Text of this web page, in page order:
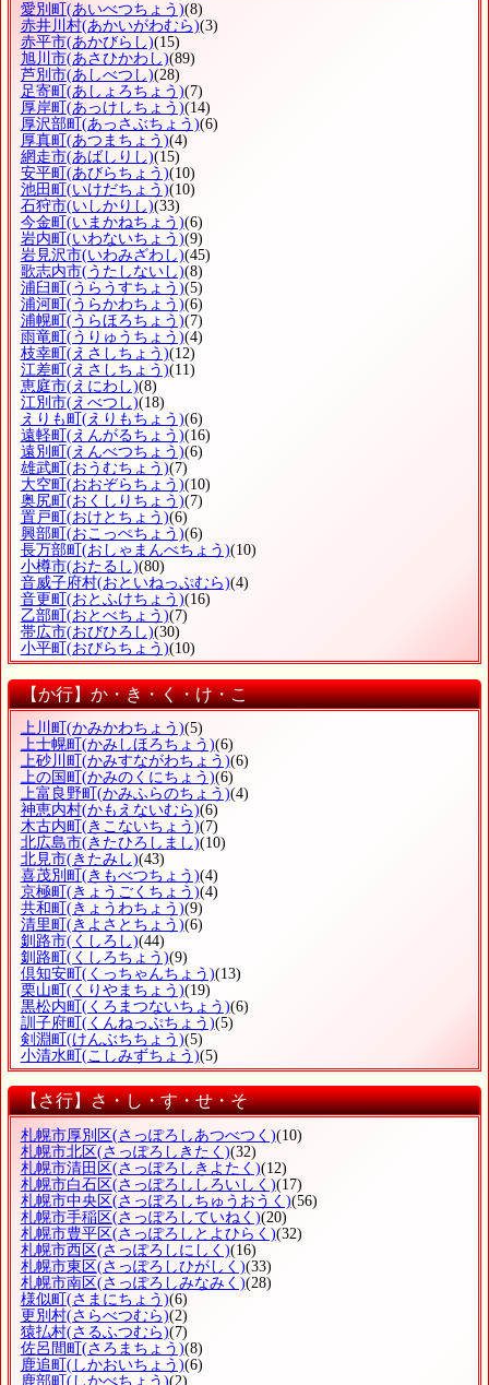
愛別町 (あいべつちょう)(8)
赤井川村(あかいがわむら)(3)
赤平市(あかびらし)(15)
旭川市(あさひかわし)(89)
芦別市(あしべつし)(28)
足寄町 (あしょろちょう)(7)
厚岸町 (あっけしちょう)(14)
厚沢部町 (あっさぶちょう)(6)
厚真町 (あつまちょう)(4)
網走市(あばしりし)(15)
安平町 (あびらちょう)(10)
池田町 (いけだちょう)(10)
石狩市(いしかりし)(33)
今金町 (いまかねちょう)(6)
岩内町 (いわないちょう)(9)
岩見沢市(いわみざわし)(45)
歌志内市(うたしないし)(8)
浦臼町 (うらうすちょう)(5)
浦河町 (うらかわちょう)(6)
浦幌町 (うらほろちょう)(7)
雨竜町 (うりゅうちょう)(4)
枝幸町 (えさしちょう)(12)
江差町 (えさしちょう)(11)
恵庭市(えにわし)(8)
江別市(えべつし)(18)
えりも町 (えりもちょう)(6)
遠軽町 (えんがるちょう)(16)
遠別町 (えんべつちょう)(6)
雄武町 (おうむちょう)(7)
大空町 (おおぞらちょう)(10)
奥尻町 (おくしりちょう)(7)
置戸町 (おけとちょう)(6)
興部町 (おこっぺちょう)(6)
長万部町 (おしゃまんべちょう)(10)
小樽市(おたるし)(80)
音威子府村(おといねっぷむら)(4)
音更町 (おとふけちょう)(16)
乙部町 (おとべちょう)(7)
帯広市(おびひろし)(30)
小平町 (おびらちょう)(10)
【か行】か・き・く・け・こ
上川町 (かみかわちょう)(5)
上士幌町 (かみしほろちょう)(6)
上砂川町 (かみすながわちょう)(6)
上の国町 (かみのくにちょう)(6)
上富良野町 (かみふらのちょう)(4)
神恵内村(かもえないむら)(6)
木古内町 (きこないちょう)(7)
北広島市(きたひろしまし)(10)
北見市(きたみし)(43)
喜茂別町 (きもべつちょう)(4)
京極町 (きょうごくちょう)(4)
共和町 (きょうわちょう)(9)
清里町 (きよさとちょう)(6)
釧路市(くしろし)(44)
釧路町 (くしろちょう)(9)
倶知安町 (くっちゃんちょう)(13)
栗山町 (くりやまちょう)(19)
黒松内町 (くろまつないちょう)(6)
訓子府町 (くんねっぷちょう)(5)
剣淵町 (けんぶちちょう)(5)
小清水町 (こしみずちょう)(5)
【さ行】さ・し・す・せ・そ
札幌市厚別区(さっぽろしあつべつく)(10)
札幌市北区(さっぽろしきたく)(32)
札幌市清田区(さっぽろしきよたく)(12)
札幌市白石区(さっぽろししろいしく)(17)
札幌市中央区(さっぽろしちゅうおうく)(56)
札幌市手稲区(さっぽろしていねく)(20)
札幌市豊平区(さっぽろしとよひらく)(32)
札幌市西区(さっぽろしにしく)(16)
札幌市東区(さっぽろしひがしく)(33)
札幌市南区(さっぽろしみなみく)(28)
様似町 (さまにちょう)(6)
更別村(さらべつむら)(2)
猿払村(さるふつむら)(7)
佐呂間町 (さろまちょう)(8)
鹿追町 (しかおいちょう)(6)
鹿部町 (しかべちょう)(2)